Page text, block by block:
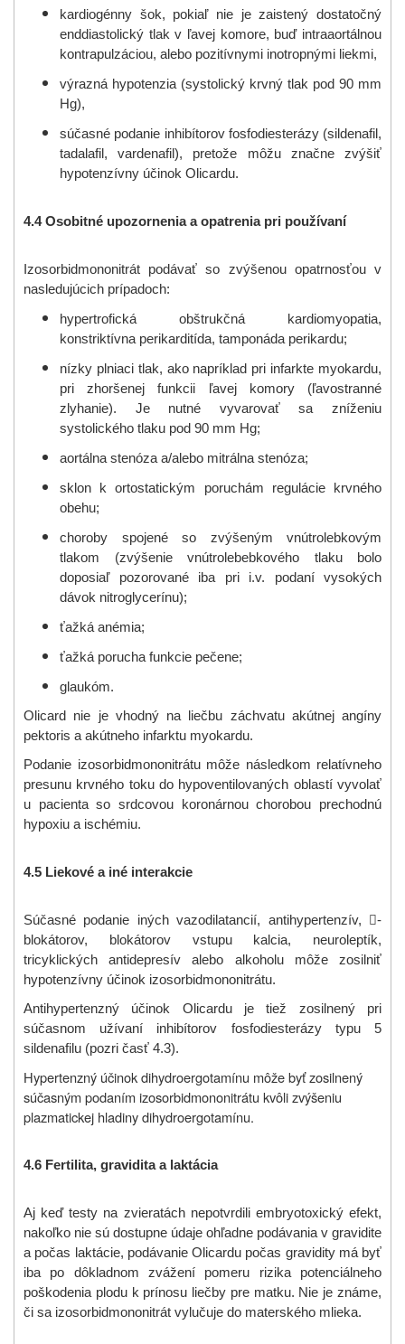
kardiogénny šok, pokiaľ nie je zaistený dostatočný
enddiastolický tlak v ľavej komore, buď intraaortálnou
kontrapulzáciou, alebo pozitívnymi inotropnými liekmi,
výrazná hypotenzia (systolický krvný tlak pod 90 mm
Hg),
súčasné podanie inhibítorov fosfodiesterázy (sildenafil,
tadalafil, vardenafil), pretože môžu značne zvýšiť
hypotenzívny účinok Olicardu.
4.4 Osobitné upozornenia a opatrenia pri používaní
Izosorbidmononitrát podávať so zvýšenou opatrnosťou v
nasledujúcich prípadoch:
hypertrofická obštrukčná kardiomyopatia,
konstriktívna perikarditída, tamponáda perikardu;
nízky plniaci tlak, ako napríklad pri infarkte myokardu,
pri zhoršenej funkcii ľavej komory (ľavostranné
zlyhanie). Je nutné vyvarovať sa zníženiu
systolického tlaku pod 90 mm Hg;
aortálna stenóza a/alebo mitrálna stenóza;
sklon k ortostatickým poruchám regulácie krvného
obehu;
choroby spojené so zvýšeným vnútrolebkovým
tlakom (zvýšenie vnútrolebebkového tlaku bolo
doposiaľ pozorované iba pri i.v. podaní vysokých
dávok nitroglycerínu);
ťažká anémia;
ťažká porucha funkcie pečene;
glaukóm.
Olicard nie je vhodný na liečbu záchvatu akútnej angíny
pektoris a akútneho infarktu myokardu.
Podanie izosorbidmononitrátu môže následkom relatívneho
presunu krvného toku do hypoventilovaných oblastí vyvolať
u pacienta so srdcovou koronárnou chorobou prechodnú
hypoxiu a ischémiu.
4.5 Liekové a iné interakcie
Súčasné podanie iných vazodilatancií, antihypertenzív, -
blokátorov, blokátorov vstupu kalcia, neuroleptík,
tricyklických antidepresív alebo alkoholu môže zosilniť
hypotenzívny účinok izosorbidmononitrátu.
Antihypertenzný účinok Olicardu je tiež zosilnený pri
súčasnom užívaní inhibítorov fosfodiesterázy typu 5
sildenafilu (pozri časť 4.3).
Hypertenzný účinok dihydroergotamínu môže byť zosilnený
súčasným podaním izosorbidmononitrátu kvôli zvýšeniu
plazmatickej hladiny dihydroergotamínu.
4.6 Fertilita, gravidita a laktácia
Aj keď testy na zvieratách nepotvrdili embryotoxický efekt,
nakoľko nie sú dostupne údaje ohľadne podávania v gravidite
a počas laktácie, podávanie Olicardu počas gravidity má byť
iba po dôkladnom zvážení pomeru rizika potenciálneho
poškodenia plodu k prínosu liečby pre matku. Nie je známe,
či sa izosorbidmononitrát vylučuje do materského mlieka.